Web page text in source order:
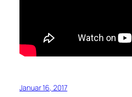
Januar 16, 2017